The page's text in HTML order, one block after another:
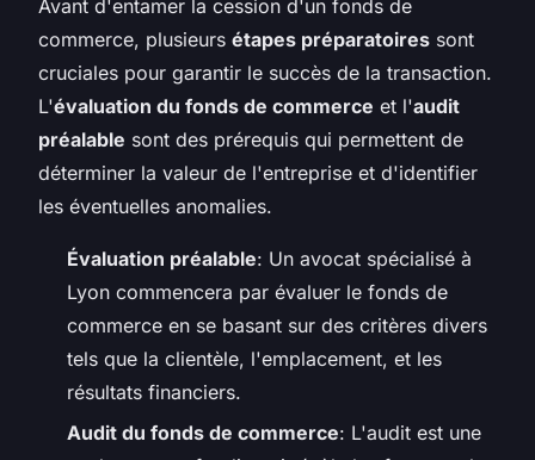
Avant d'entamer la cession d'un fonds de
commerce, plusieurs étapes préparatoires sont
cruciales pour garantir le succès de la transaction.
L'évaluation du fonds de commerce et l'audit
préalable sont des prérequis qui permettent de
déterminer la valeur de l'entreprise et d'identifier
les éventuelles anomalies.
Évaluation préalable: Un avocat spécialisé à
Lyon commencera par évaluer le fonds de
commerce en se basant sur des critères divers
tels que la clientèle, l'emplacement, et les
résultats financiers.
Audit du fonds de commerce: L'audit est une